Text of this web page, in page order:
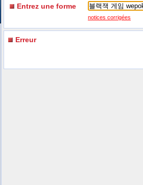
Entrez une forme
notices corrigées
Erreur